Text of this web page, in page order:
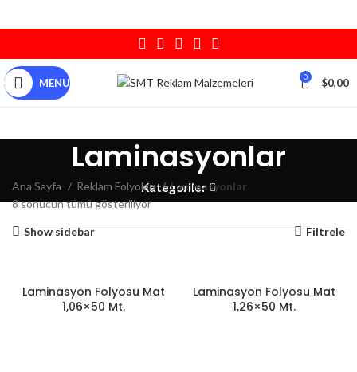
MENU 0 $0,00
Laminasyonlar
Kategoriler
Ana Sayfa Reklam Folyoları
Laminasyonlar
8 sonucun tümü gösteriliyor
Show sidebar Filtrele
Laminasyon Folyosu Mat
1,06×50 Mt.
Laminasyon Folyosu Mat
1,26×50 Mt.